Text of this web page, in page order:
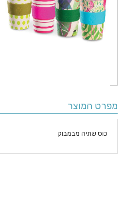
מפרט המוצר
כוס שתיה מבמבוק